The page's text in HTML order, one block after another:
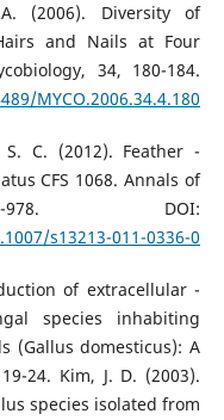
(2006). Diversity of
and Nails at Four
34, 180-184.
MYCO.2006.34.4.180
C. (2012). Feather
CFS 1068. Annals of
978. DOI:
s13213-011-0336-0
of extracellular
species inhabiting
(Gallus domesticus): A
24. Kim, J. D. (2003).
species isolated from